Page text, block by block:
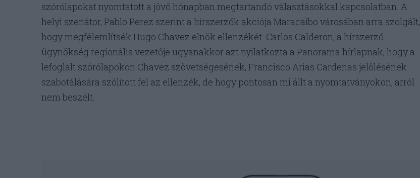
szórólapokat nyomtatott a jövő hónapban megtartandó választásokkal kapcsolatban. A
helyi szenátor, Pablo Perez szerint a hírszerzők akciója Maracaibo városában arra szolgált,
hogy megfélemlítsék Hugo Chavez elnök ellenzékét. Carlos Calderon, a hírszerző
ügynökség regionális vezetője ugyanakkor azt nyilatkozta a Panorama hírlapnak, hogy a
lefoglalt szórólapokon Chavez szövetségesének, Francisco Arias Cardenas jelölésének
szabotálására szólított fel az ellenzék, de hogy pontosan mi állt a nyomtatványokon, arról
nem beszélt.